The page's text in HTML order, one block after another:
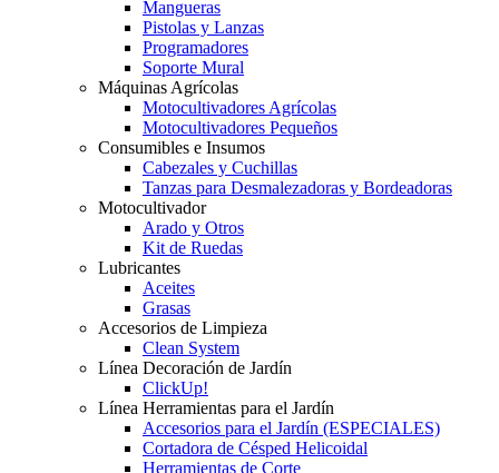
Mangueras
Pistolas y Lanzas
Programadores
Soporte Mural
Máquinas Agrícolas
Motocultivadores Agrícolas
Motocultivadores Pequeños
Consumibles e Insumos
Cabezales y Cuchillas
Tanzas para Desmalezadoras y Bordeadoras
Motocultivador
Arado y Otros
Kit de Ruedas
Lubricantes
Aceites
Grasas
Accesorios de Limpieza
Clean System
Línea Decoración de Jardín
ClickUp!
Línea Herramientas para el Jardín
Accesorios para el Jardín (ESPECIALES)
Cortadora de Césped Helicoidal
Herramientas de Corte